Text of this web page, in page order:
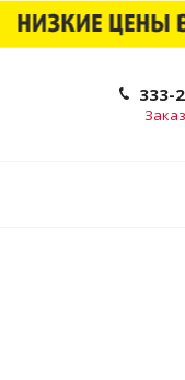
333-